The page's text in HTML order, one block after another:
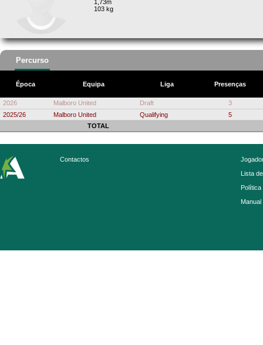
1,73m
103 kg
Percurso
Época Equipa Liga Presenças
2026 Malboro United Draft
3
2025/26
Malboro United Qualifying
5
TOTAL
Contactos
Lista